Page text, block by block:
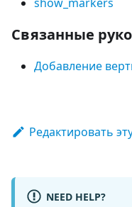
Связанные
Добавление
Редактировать
NEED HELP?